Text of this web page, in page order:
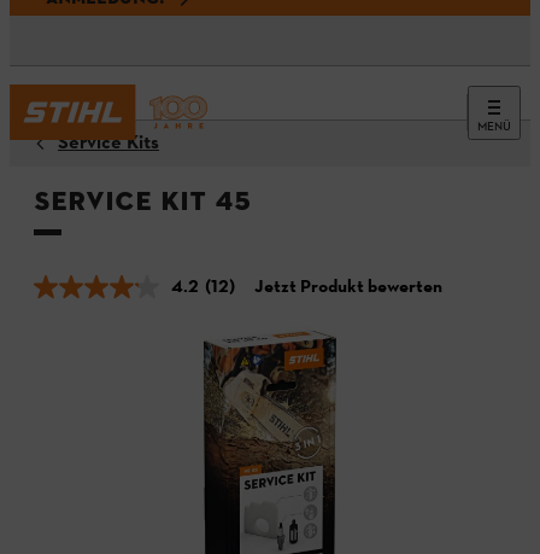
MENÜ
Service Kits
Service Kit 45
4.2 (12) Jetzt Produkt bewerten